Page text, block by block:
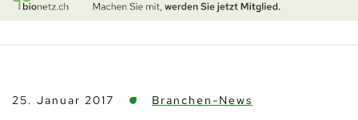
25. Januar 2017 Branchen-News